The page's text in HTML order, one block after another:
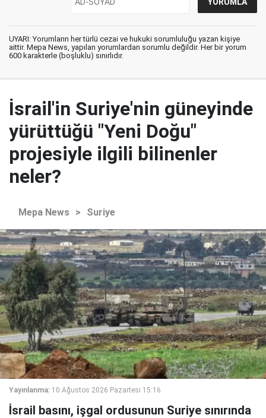
UYARI: Yorumların her türlü cezai ve hukuki sorumluluğu yazan kişiye
aittir. Mepa News, yapılan yorumlardan sorumlu değildir. Her bir yorum
600 karakterle (boşluklu) sınırlıdır.
İsrail'in Suriye'nin güneyinde
yürüttüğü "Yeni Doğu"
projesiyle ilgili bilinenler
neler?
Mepa News > Suriye
Yayınlanma: 10 Ağustos 2026 Pazartesi 15:16
İsrail basını, işgal ordusunun Suriye sınırında